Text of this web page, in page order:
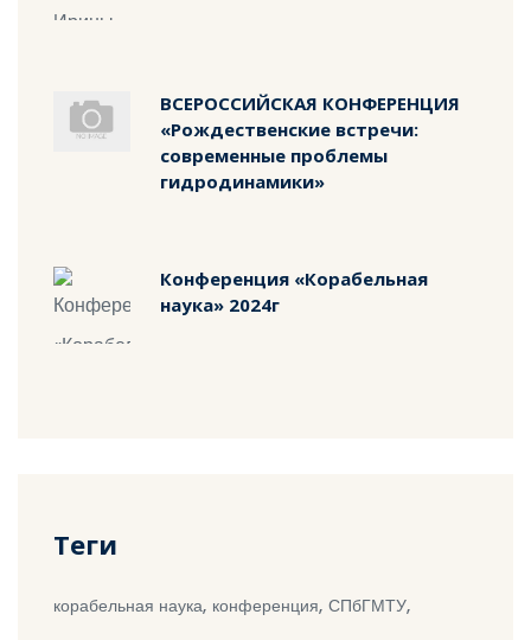
ВСЕРОССИЙСКАЯ КОНФЕРЕНЦИЯ
«Рождественские встречи:
современные проблемы
гидродинамики»
Конференция «Корабельная
наука» 2024г
Теги
корабельная наука, конференция, СПбГМТУ,